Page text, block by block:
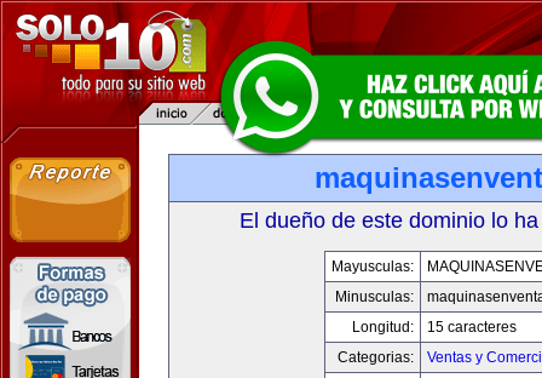
El dueño de este dominio lo
Mayusculas:
Minusculas:
Longitud:
15 caracteres
Categorias:
Ventas y